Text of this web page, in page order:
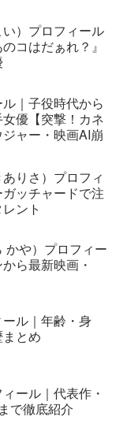
）プロフィール
コはだぁれ？』
｜子役時代から
優【突撃！カネ
ャー・映画AI崩
りさ）プロフィ
ッチャードで注
ント
かや）プロフィー
ら最新映画・
ル｜年齢・身
とめ
ール｜代表作・
で徹底紹介